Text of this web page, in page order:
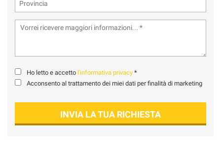
Ho letto e accetto l'informativa privacy *
Acconsento al trattamento dei miei dati per finalità di marketing
INVIA LA TUA RICHIESTA
policy